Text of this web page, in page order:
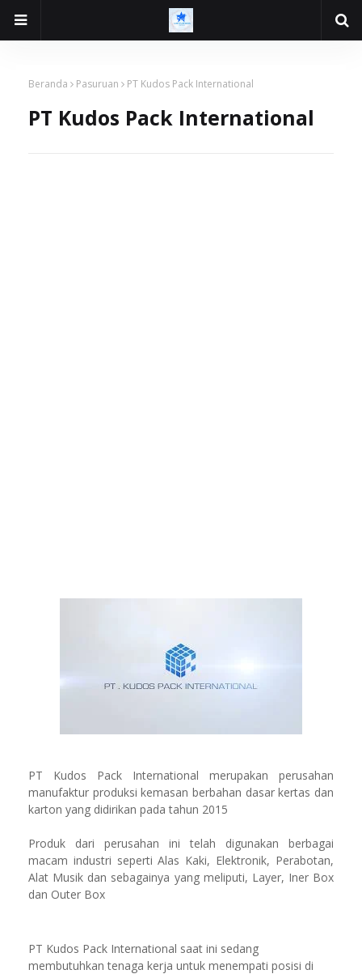
Beranda Pasuruan PT Kudos Pack International
PT Kudos Pack International
PT Kudos Pack International merupakan perusahan
manufaktur produksi kemasan berbahan dasar kertas dan
karton yang didirikan pada tahun 2015
Produk dari perusahan ini telah digunakan berbagai
macam industri seperti Alas Kaki, Elektronik, Perabotan,
Alat Musik dan sebagainya yang meliputi, Layer, Iner Box
dan Outer Box
PT Kudos Pack International saat ini sedang
membutuhkan tenaga kerja untuk menempati posisi di